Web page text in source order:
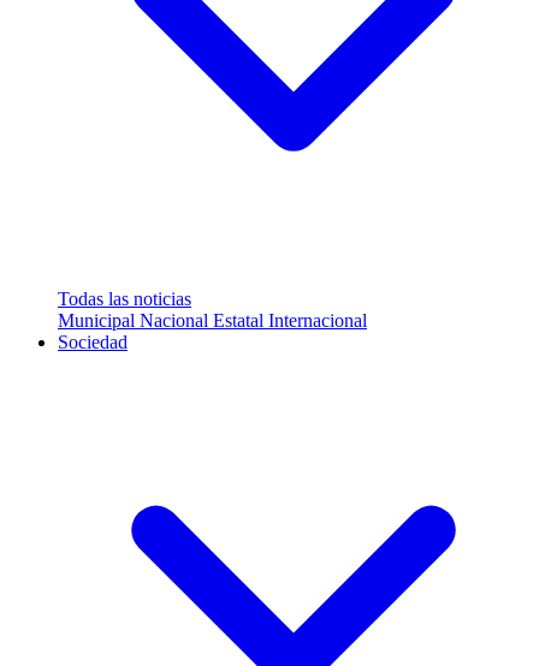
Todas las noticias
Municipal Nacional Estatal Internacional
Sociedad